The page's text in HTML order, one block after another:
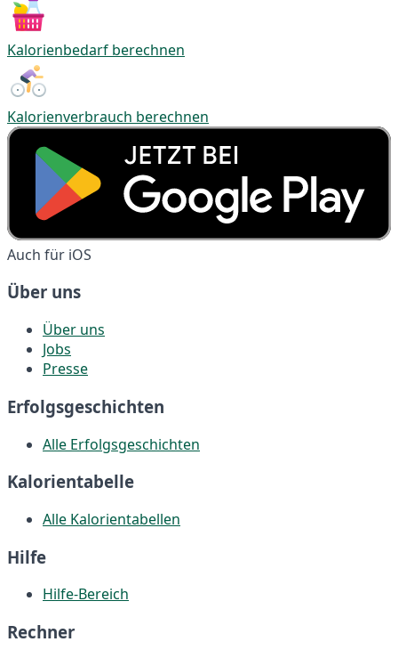
Kalorienbedarf berechnen
Kalorienverbrauch berechnen
Auch für iOS
Über uns
Über uns
Jobs
Presse
Erfolgsgeschichten
Alle Erfolgsgeschichten
Kalorientabelle
Alle Kalorientabellen
Hilfe
Hilfe-Bereich
Rechner